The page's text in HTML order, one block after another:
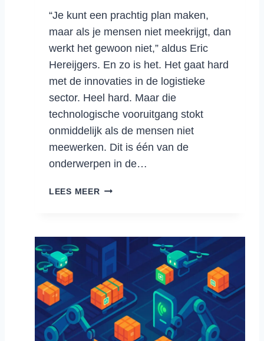
L
I
M
M
A
G
A
Z
E
R
B
E
I
“Je kunt een prachtig plan maken,
maar als je mensen niet meekrijgt, dan
werkt het gewoon niet,” aldus Eric
Hereijgers. En zo is het. Het gaat hard
met de innovaties in de logistieke
sector. Heel hard. Maar die
technologische vooruitgang stokt
onmiddelijk als de mensen niet
meewerken. Dit is één van de
onderwerpen in de…
LEES MEERH
Z
I
J
N